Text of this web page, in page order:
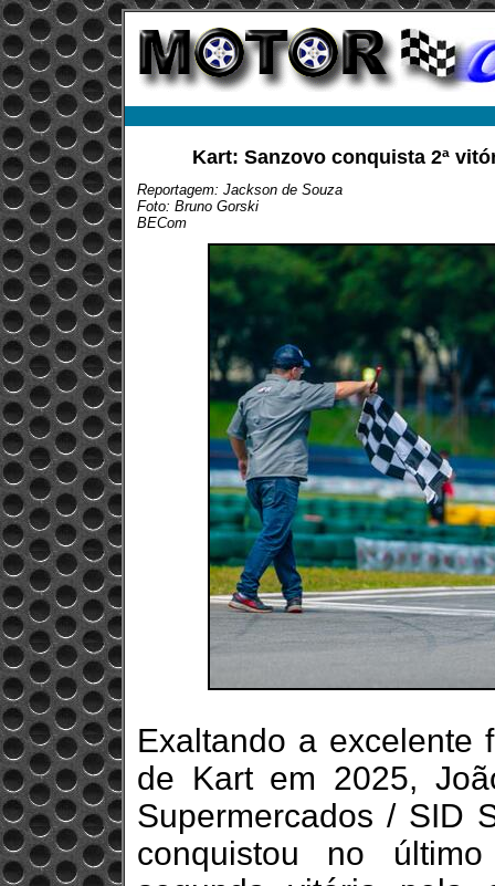
Kart: Sanzovo conquista 2ª
Reportagem: Jackson de Souza
Foto: Bruno Gorski
BECom
Exaltando a excelente
de Kart em 2025,
Supermercados / SID
conquistou no